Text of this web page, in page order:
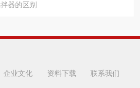
器的区别
企业文化 资料下载 联系我们